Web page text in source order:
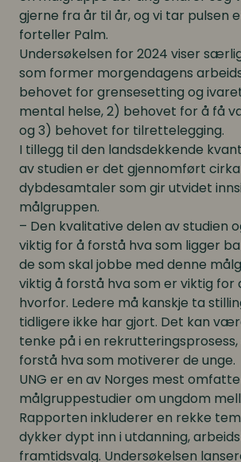
gjerne fra år til år, og vi tar pulsen
forteller Palm.
Undersøkelsen for 2024 viser
som former morgendagens
behovet for grensesetting og
mental helse, 2) behovet for å få
og 3) behovet for tilrettelegging.
I tillegg til den landsdekkende
av studien er det gjennomført
dybdesamtaler som gir utvidet
målgruppen.
– Den kvalitative delen av studien
viktig for å forstå hva som ligger
de som skal jobbe med denne
viktig å forstå hva som er viktig for
hvorfor. Ledere må kanskje ta
tidligere ikke har gjort. Det kan
tenke på i en
forstå hva som motiverer de unge.
UNG er en av Norges mest
målgruppestudier om ungdom
Rapporten inkluderer en rekke
dykker dypt inn i utdanning,
framtidsvalg. Undersøkelsen